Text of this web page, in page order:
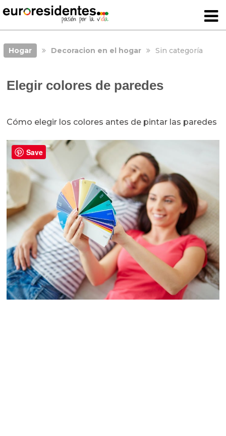
Hogar Decoracion en el hogar Sin categoría
Elegir colores de paredes
Cómo elegir los colores antes de pintar las paredes
Save